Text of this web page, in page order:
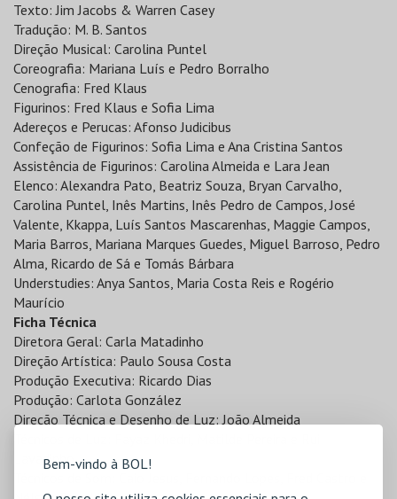
Bem-vindo à BOL!
Texto: Jim Jacobs & Warren Casey
Tradução: M. B. Santos
Direção Musical: Carolina Puntel
Coreografia: Mariana Luís e Pedro Borralho
Cenografia: Fred Klaus
Figurinos: Fred Klaus e Sofia Lima
Adereços e Perucas: Afonso Judicibus
Confeção de Figurinos: Sofia Lima e Ana Cristina Santos
Assistência de Figurinos: Carolina Almeida e Lara Jean
Elenco: Alexandra Pato, Beatriz Souza, Bryan Carvalho,
Carolina Puntel, Inês Martins, Inês Pedro de Campos, José
Valente, Kkappa, Luís Santos Mascarenhas, Maggie Campos,
Maria Barros, Mariana Marques Guedes, Miguel Barroso, Pedro
Alma, Ricardo de Sá e Tomás Bárbara
Understudies: Anya Santos, Maria Costa Reis e Rogério
Maurício
Ficha Técnica
Diretora Geral: Carla Matadinho
Direção Artística: Paulo Sousa Costa
Produção Executiva: Ricardo Dias
Produção: Carlota González
Direção Técnica e Desenho de Luz: João Almeida
Lavadinho